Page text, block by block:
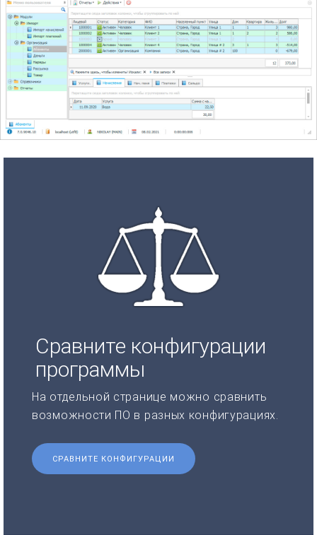
Сравните конфигурации
программы
На отдельной странице можно сравнить
возможности ПО в разных конфигурациях.
СРАВНИТЕ КОНФИГУРАЦИИ